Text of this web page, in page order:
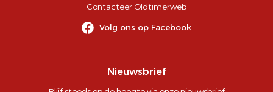
Contacteer Oldtimerweb
Volg ons op Facebook
Nieuwsbrief